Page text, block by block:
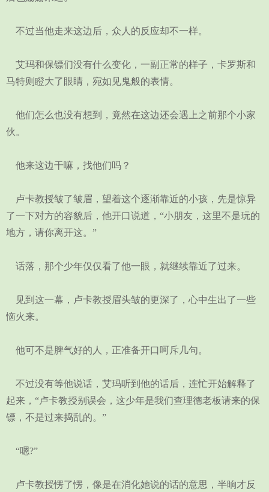
不过当他走来这边后，众人的反应却不一样。
艾玛和保镖们没有什么变化，一副正常的样子，卡罗斯和
马特则瞪大了眼睛，宛如见鬼般的表情。
他们怎么也没有想到，竟然在这边还会遇上之前那个小家
伙。
他来这边干嘛，找他们吗？
卢卡教授皱了皱眉，望着这个逐渐靠近的小孩，先是惊异
了一下对方的容貌后，他开口说道，“小朋友，这里不是玩的
地方，请你离开这。”
话落，那个少年仅仅看了他一眼，就继续靠近了过来。
见到这一幕，卢卡教授眉头皱的更深了，心中生出了一些
恼火来。
他可不是脾气好的人，正准备开口呵斥几句。
不过没有等他说话，艾玛听到他的话后，连忙开始解释了
起来，“卢卡教授别误会，这少年是我们查理德老板请来的保
镖，不是过来捣乱的。”
“嗯?”
卢卡教授愣了愣，像是在消化她说的话的意思，半晌才反